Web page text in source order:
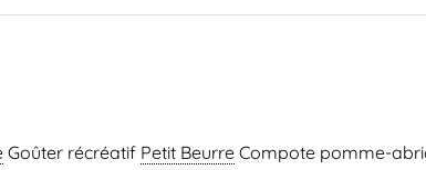
Goûter récréatif Petit Beurre Compote pomme-